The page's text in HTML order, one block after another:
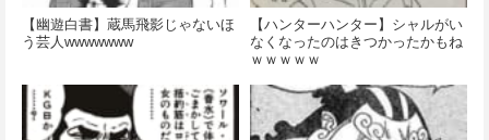
【幽遊白書】蔵馬飛影じゃないほ
う芸人wwwwwww
【ハンターハンター】シャルがい
なくなったのはきつかったかもね
ｗｗｗｗｗ